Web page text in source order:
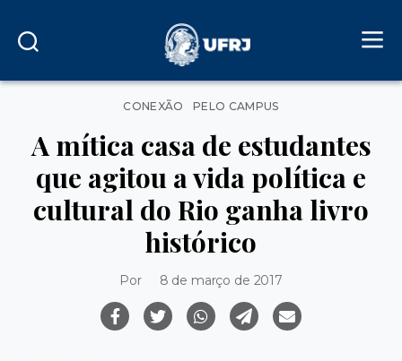
Categorias
CONEXÃO PELO CAMPUS
A mítica casa de estudantes
que agitou a vida política e
cultural do Rio ganha livro
histórico
Por 8 de março de 2017